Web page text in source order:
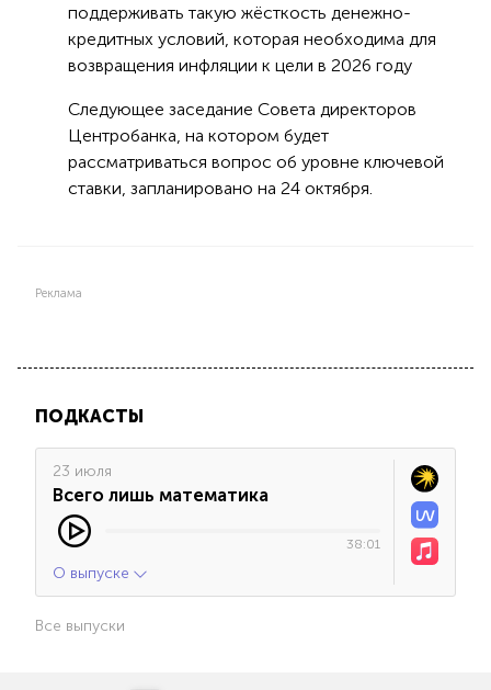
поддерживать такую жёсткость денежно-
кредитных условий, которая необходима для
возвращения инфляции к цели в 2026 году
Следующее заседание Совета директоров
Центробанка, на котором будет
рассматриваться вопрос об уровне ключевой
ставки, запланировано на 24 октября.
Реклама
ПОДКАСТЫ
23 июля
Всего лишь математика
38:01
О выпуске
Все выпуски